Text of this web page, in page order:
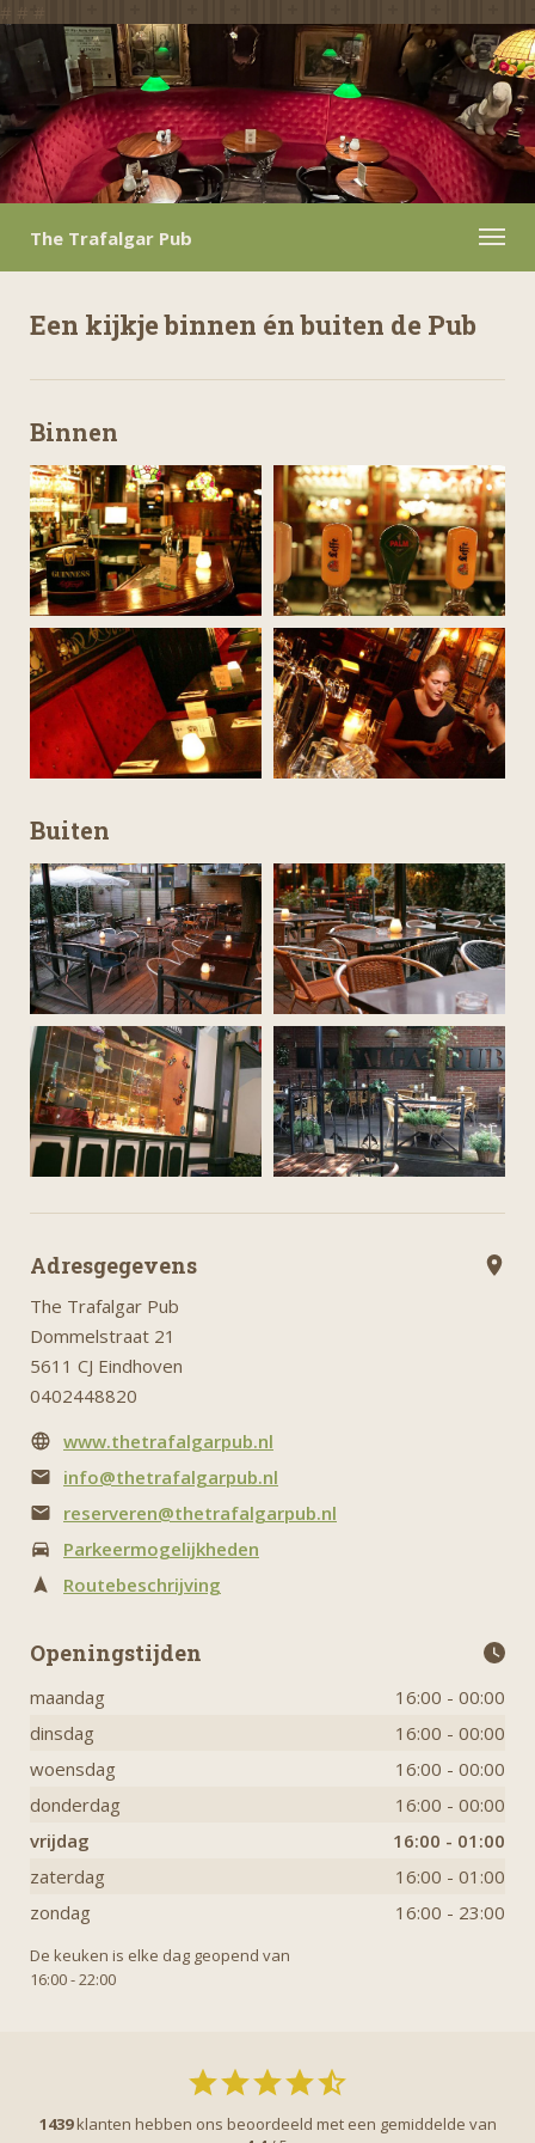
# # #
The Trafalgar Pub
Een kijkje binnen én buiten de Pub
Binnen
Buiten
Adresgegevens
The Trafalgar Pub
Dommelstraat 21
5611 CJ Eindhoven
0402448820
www.thetrafalgarpub.nl
info@thetrafalgarpub.nl
reserveren@thetrafalgarpub.nl
Parkeermogelijkheden
Routebeschrijving
Openingstijden
maandag
16:00 - 00:00
dinsdag
16:00 - 00:00
woensdag
16:00 - 00:00
donderdag
16:00 - 00:00
vrijdag
16:00 - 01:00
zaterdag
16:00 - 01:00
zondag
16:00 - 23:00
De keuken is elke dag geopend van
16:00 - 22:00
1439klanten hebben ons beoordeeld met een gemiddelde van